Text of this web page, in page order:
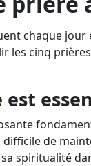
chaque
les cinq
de
spiritualité